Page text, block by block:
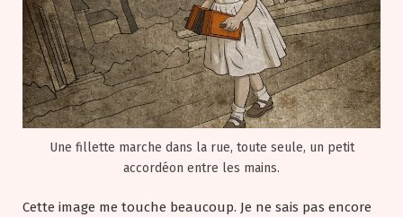
Une fillette marche dans la rue, toute seule, un petit
accordéon entre les mains.
Cette image me touche beaucoup. Je ne sais pas encore